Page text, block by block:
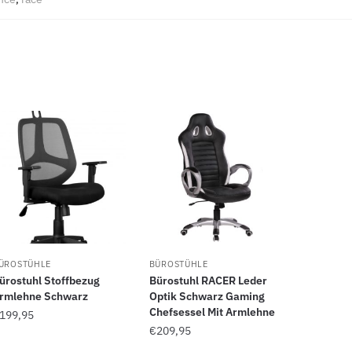
Stoffbezug
Schwarz
199,95
BÜROSTÜHLE
Bürostuhl RACER Leder
Optik Schwarz Gaming
Chefsessel Mit Armlehne
€209,95